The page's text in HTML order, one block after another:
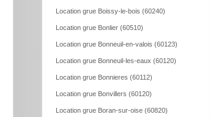
Location grue Boissy-le-bois (60240)
Location grue Bonlier (60510)
Location grue Bonneuil-en-valois (60123)
Location grue Bonneuil-les-eaux (60120)
Location grue Bonnieres (60112)
Location grue Bonvillers (60120)
Location grue Boran-sur-oise (60820)